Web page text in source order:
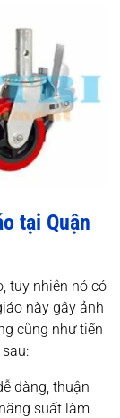
tại Quận
tuy nhiên nó có
này gây ảnh
cũng như tiến
dàng, thuận
suất làm